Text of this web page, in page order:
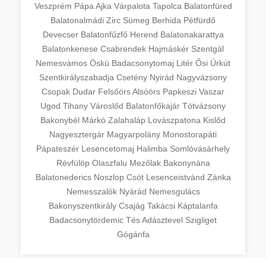
Veszprém Pápa Ajka Várpalota Tapolca Balatonfüred
Balatonalmádi Zirc Sümeg Berhida Pétfürdő
Devecser Balatonfűzfő Herend Balatonakarattya
Balatonkenese Csabrendek Hajmáskér Szentgál
Nemesvámos Öskü Badacsonytomaj Litér Ősi Úrkút
Szentkirályszabadja Csetény Nyirád Nagyvázsony
Csopak Dudar FelsőörsAlsóörs Papkeszi Vaszar
Ugod Tihany Városlőd Balatonfőkajár Tótvázsony
Bakonybél Márkó Zalahaláp Lovászpatona Kislőd
Nagyesztergár Magyarpolány Monostorapáti
Pápateszér Lesencetomaj Halimba Somlóvásárhely
Révfülöp Olaszfalu Mezőlak Bakonynána
Balatonederics Noszlop Csót Lesenceistvánd Zánka
Nemesszalók Nyárád Nemesgulács
Bakonyszentkirály Csajág Takácsi Káptalanfa
Badacsonytördemic TésAdásztevel Szigliget
Gógánfa